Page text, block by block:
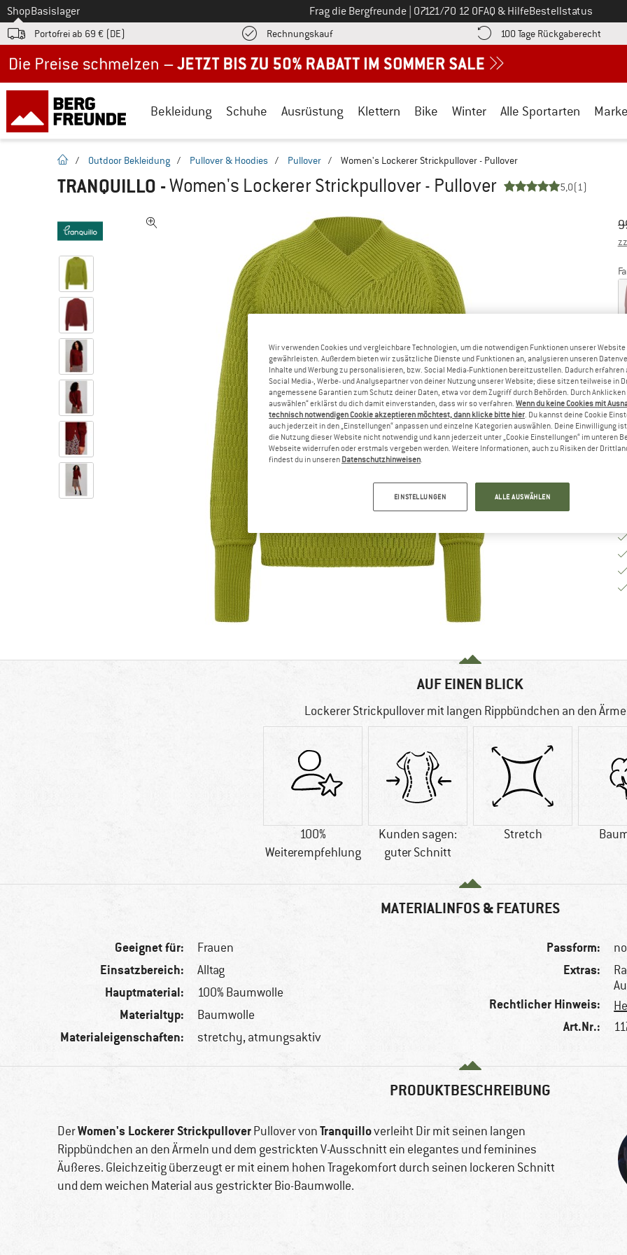
Zum
ShopBasislager Frag die Bergfreunde Ruf uns an unter
07121/70 12 0FAQ & HilfeBestellstatus
Portofrei ab 69 € (DE) RechnungskaufFinde die Zahlungs-Infos hier! Öffnet sich in einer Infobox
100 Tage Rückgaberecht
Bekleidung Schuhe Ausrüstung Klettern Bike Winter Alle Sportarten
Startseite
/ Outdoor Bekleidung / Pullover & Hoodies / Pullover / Women's Lockerer Strickpullover - Pullover
TRANQUILLO -Women's Lockerer Strickpullover - Pullover 5,0(1)
AUF EINEN BLICK
Lockerer Strickpullover mit langen Rippbündchen an den
100%
Weiterempfehlung
Kunden sagen:
guter Schnitt
Stretch
MATERIALINFOS & FEATURES
Geeignet für: Frauen
Einsatzbereich: Alltag
Hauptmaterial: 100% Baumwolle
Materialtyp: Baumwolle
Materialeigenschaften: stretchy, atmungsaktiv
Passform:
Extras:
Rechtlicher Hinweis:
Art.Nr.:
PRODUKTBESCHREIBUNG
DerWomen's Lockerer StrickpulloverPullover vonTranquilloverleiht Dir mit seinen langen
Rippbündchen an den Ärmeln und dem gestrickten V-Ausschnitt ein elegantes und feminines
Äußeres. Gleichzeitig überzeugt er mit einem hohen Tragekomfort durch seinen lockeren Schnitt
und dem weichen Material aus gestrickter Bio-Baumwolle.
Wir verwenden Cookies und vergleichbare Technologien, um die notwendigen Funktionen unserer Website
gewährleisten. Außerdem bieten wir zusätzliche Dienste und Funktionen an, analysieren unseren
Inhalte und Werbung zu personalisieren, bzw. Social Media-Funktionen bereitzustellen. Dadurch erfahren
Social Media-, Werbe- und Analysepartner von deiner Nutzung unserer Website; diese sitzen teilweise in
angemessene Garantien zum Schutz deiner Daten, etwa vor dem Zugriff durch Behörden. Durch Anklicken
auswählen“ erklärst du dich damit einverstanden, dass wir so verfahren. Wenn du keine Cookies mit
technisch notwendigen Cookie akzeptieren möchtest, dann klicke bitte hier. Du kannst deine Cookie
auch jederzeit in den „Einstellungen“ anpassen und einzelne Kategorien auswählen. Deine Einwilligung
die Nutzung dieser Website nicht notwendig und kann jederzeit unter „Cookie Einstellungen“ im unteren
Webseite widerrufen oder erstmals vergeben werden. Weitere Informationen, auch zu Risiken der
findest du in unseren Datenschutzhinweisen.
EINSTELLUNGEN ALLE AUSWÄHLEN